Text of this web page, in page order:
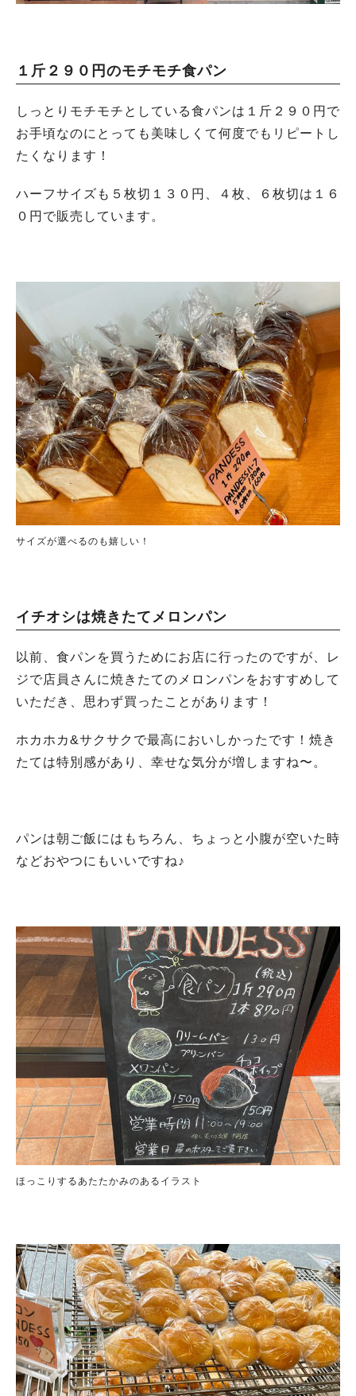
１斤２９０円のモチモチ食パン
しっとりモチモチとしている食パンは１斤２９０円で
お手頃なのにとっても美味しくて何度でもリピートし
たくなります！
ハーフサイズも５枚切１３０円、４枚、６枚切は１６
０円で販売しています。
サイズが選べるのも嬉しい！
イチオシは焼きたてメロンパン
以前、食パンを買うためにお店に行ったのですが、レ
ジで店員さんに焼きたてのメロンパンをおすすめして
いただき、思わず買ったことがあります！
ホカホカ&サクサクで最高においしかったです！焼き
たては特別感があり、幸せな気分が増しますね〜。
パンは朝ご飯にはもちろん、ちょっと小腹が空いた時
などおやつにもいいですね♪
ほっこりするあたたかみのあるイラスト